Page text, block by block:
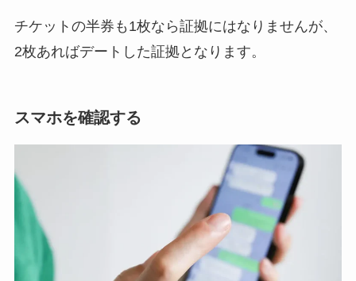
チケットの半券も1枚なら証拠にはなりませんが、
2枚あればデートした証拠となります。
スマホを確認する